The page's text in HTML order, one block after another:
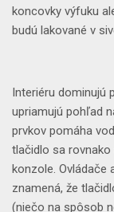
koncovky výfuku
budú lakované v
Interiéru dominujú
upriamujú pohľad
prvkov pomáha
tlačidlo sa rovnako
konzole. Ovládače
znamená, že
(niečo na spôsob